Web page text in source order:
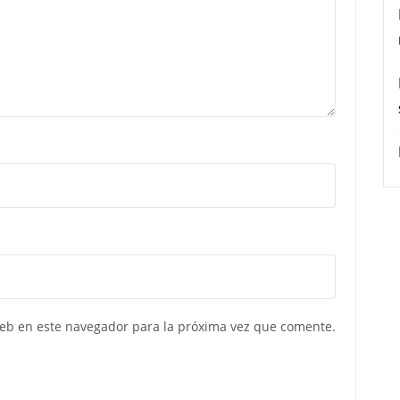
en este navegador para la próxima vez que comente.